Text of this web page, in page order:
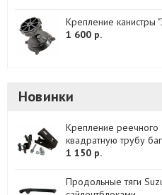
Крепление канистры
1 600 р.
Новинки
Крепление реечного
квадратную трубу
1 150 р.
Продольные тяги